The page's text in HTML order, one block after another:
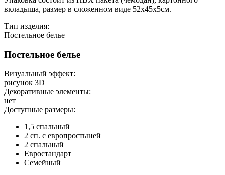
вкладыша, размер в сложенном виде 52х45х5см.
Тип изделия:
Постельное белье
Постельное белье
Визуальный эффект:
рисунок 3D
Декоративные элементы:
нет
Доступные размеры:
1,5 спальный
2 сп. с европростыней
2 спальный
Евростандарт
Семейный